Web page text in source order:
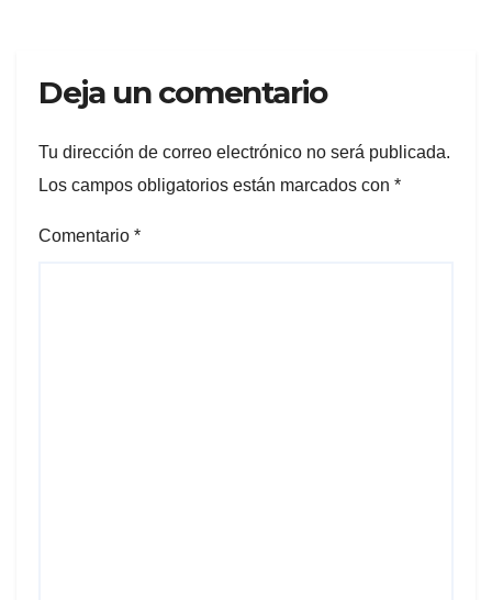
Deja un comentario
Tu dirección de correo electrónico no será publicada.
Los campos obligatorios están marcados con *
Comentario *